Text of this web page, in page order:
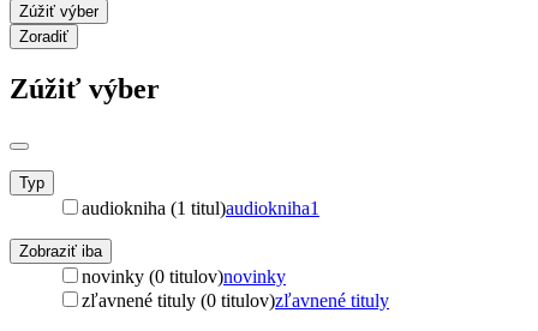
Zúžiť výber
Zoradiť
Zúžiť výber
Typ
audiokniha (1 titul)audiokniha1
Zobraziť iba
novinky (0 titulov)novinky
zľavnené tituly (0 titulov)zľavnené tituly